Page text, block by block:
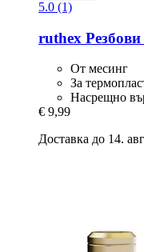
5.0 (1)
ruthex
От месинг
За
Насрещно
€ 9,99
Доставка до 14.